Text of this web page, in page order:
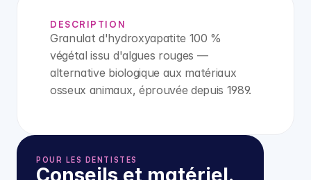
DESCRIPTION
Granulat d'hydroxyapatite 100 %
végétal issu d'algues rouges —
alternative biologique aux matériaux
osseux animaux, éprouvée depuis 1989.
POUR LES DENTISTES
Conseils et matériel.